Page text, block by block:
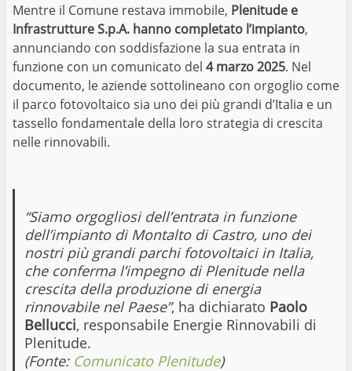
Mentre il Comune restava immobile, Plenitude e
Infrastrutture S.p.A. hanno completato l’impianto,
annunciando con soddisfazione la sua entrata in
funzione con un comunicato del 4 marzo 2025. Nel
documento, le aziende sottolineano con orgoglio come
il parco fotovoltaico sia uno dei più grandi d’Italia e un
tassello fondamentale della loro strategia di crescita
nelle rinnovabili.
“Siamo orgogliosi dell’entrata in funzione
dell’impianto di Montalto di Castro, uno dei
nostri più grandi parchi fotovoltaici in Italia,
che conferma l’impegno di Plenitude nella
crescita della produzione di energia
rinnovabile nel Paese”, ha dichiarato Paolo
Bellucci, responsabile Energie Rinnovabili di
Plenitude.
(Fonte: Comunicato Plenitude)